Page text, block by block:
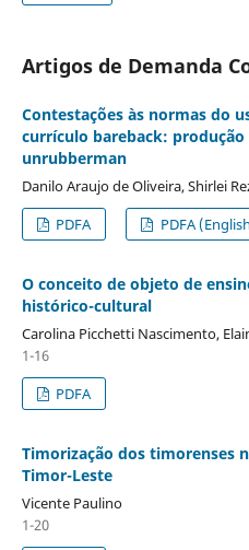
Artigos de Demanda
Contestações às normas do
currículo bareback:
unrubberman
Danilo Araujo de Oliveira, Shirlei
PDFA
PDFA
O conceito de objeto de
histórico-cultural
Carolina Picchetti Nascimento,
1-16
PDFA
Timorização dos timorenses
Timor-Leste
Vicente Paulino
1-20